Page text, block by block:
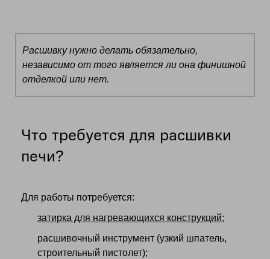
Расшивку нужно делать обязательно,
независимо от того является ли она финишной
отделкой или нет.
Что требуется для расшивки
печи?
Для работы потребуется:
затирка для нагревающихся конструкций;
расшивочный инструмент (узкий шпатель,
строительный пистолет);